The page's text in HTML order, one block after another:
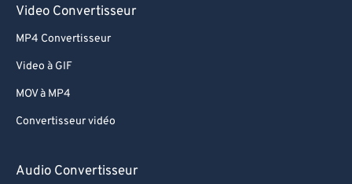
Video Convertisseur
MP4 Convertisseur
Video à GIF
MOV à MP4
Convertisseur vidéo
Audio Convertisseur